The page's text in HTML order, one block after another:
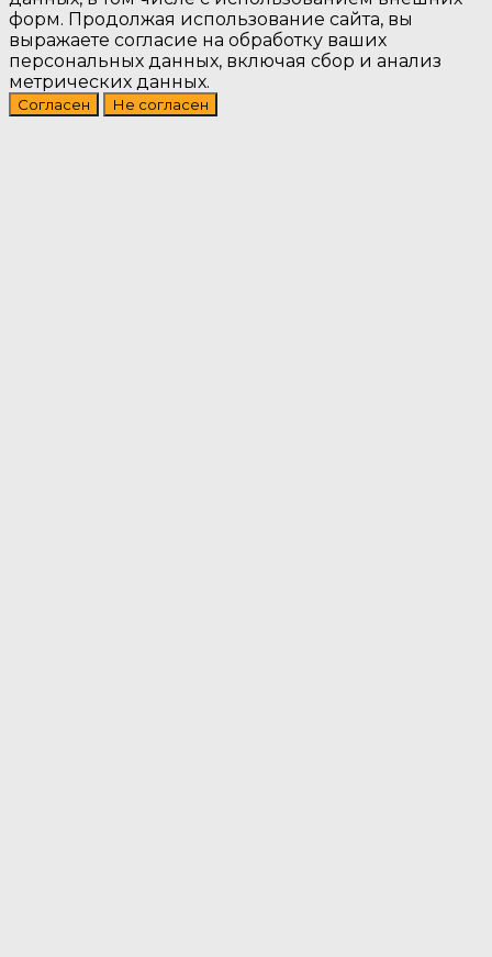
форм. Продолжая использование сайта, вы
выражаете согласие на обработку ваших
персональных данных, включая сбор и анализ
метрических данных.
Согласен Не согласен